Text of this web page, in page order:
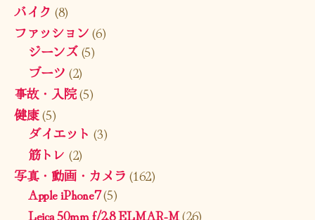
バイク (8)
ファッション(6)
ジーンズ(5)
ブーツ (2)
事故・入院(5)
健康(5)
ダイエット (3)
筋トレ (2)
写真・動画・カメラ (162)
Apple iPhone7(5)
Leica 50mm f/2.8 ELMAR-M(26)